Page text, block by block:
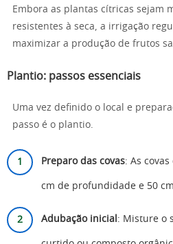
Embora as plantas cítricas sejam
resistentes à seca, a irrigação
maximizar a produção de frutos
Plantio: passos essenciais
Uma vez definido o local e
passo é o plantio.
Preparo das covas: As
cm de profundidade e 50
Adubação inicial : Misture o